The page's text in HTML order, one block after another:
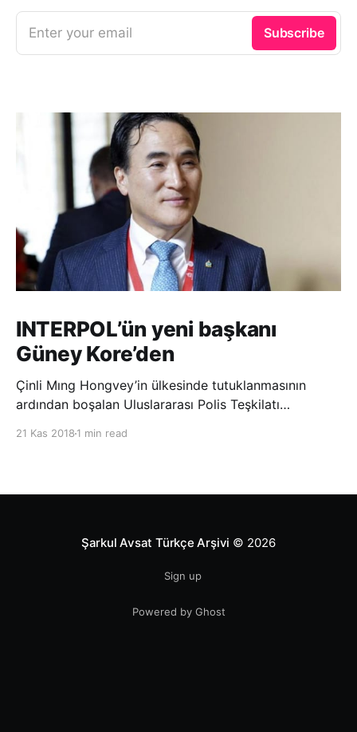
Enter your email Subscribe
INTERPOL’ün yeni başkanı
Güney Kore’den
Çinli Mıng Hongvey’in ülkesinde tutuklanmasının
ardından boşalan Uluslararası Polis Teşkilatı
21 Kas 2018 1 min read
Şarkul Avsat Türkçe Arşivi © 2026
Sign up
Powered by Ghost